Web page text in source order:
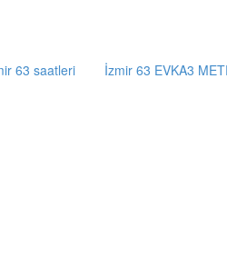
63 saatleri İzmir 63 EVKA3